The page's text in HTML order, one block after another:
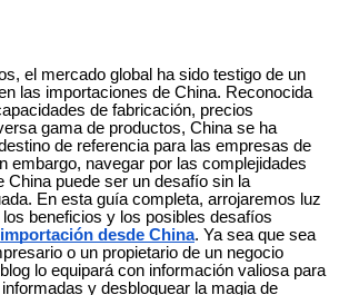
el mercado global ha sido testigo de un
las importaciones de China. Reconocida
de fabricación, precios
gama de productos, China se ha
de referencia para las empresas de
embargo, navegar por las complejidades
China puede ser un desafío sin la
En esta guía completa, arrojaremos luz
beneficios y los posibles desafíos
importación desde China. Ya sea que sea
o un propietario de un negocio
lo equipará con información valiosa para
y desbloquear la magia de